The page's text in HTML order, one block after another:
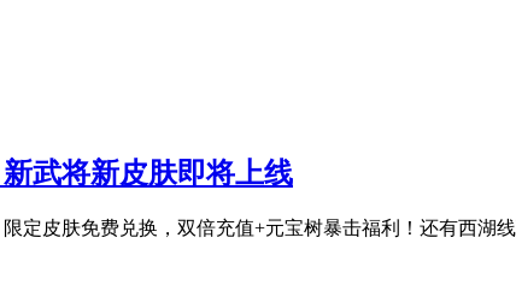
武将新皮肤即将上线
定皮肤免费兑换，双倍充值+元宝树暴击福利！还有西湖